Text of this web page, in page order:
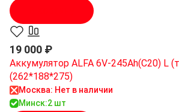
19 000 ₽
Аккумулятор ALFA 6V-245Ah(C20) L
(262*188*275)
Москва: Нет в наличии
Минск:2 шт